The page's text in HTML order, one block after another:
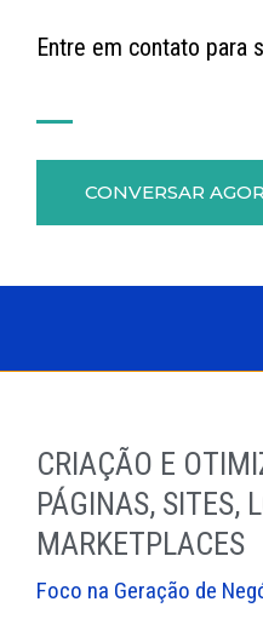
Entre em contato para
CONVERSAR
CRIAÇÃO E
PÁGINAS, SITES,
MARKETPLACES
Foco na Geração de